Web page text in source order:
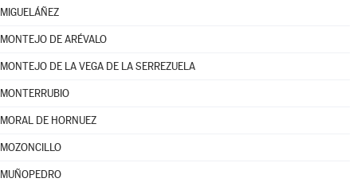
MIGUELÁÑEZ
MONTEJO DE ARÉVALO
MONTEJO DE LA VEGA DE LA SERREZUELA
MONTERRUBIO
MORAL DE HORNUEZ
MOZONCILLO
MUÑOPEDRO